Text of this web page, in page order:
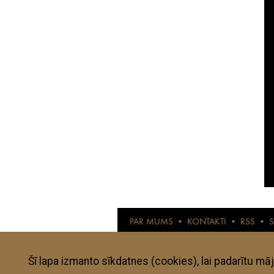
PAR MUMS • KONTAKTI • RSS •
Anothertravelguide.lv ir interneta žurnāls
pārbaudītas un izvērtētas. Visi autoru